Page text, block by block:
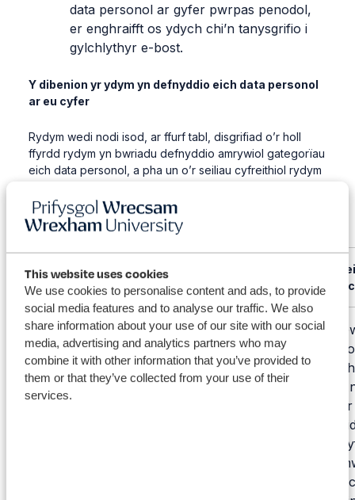
This website uses cookies
We use cookies to personalise content and ads, to provide
social media features and to analyse our traffic. We also
share information about your use of our site with our social
media, advertising and analytics partners who may
combine it with other information that you’ve provided to
them or that they’ve collected from your use of their
services.
data personol ar gyfer pwrpas penodol,
er enghraifft os ydych chi’n tanysgrifio i
gylchlythyr e-bost.
Y dibenion yr ydym yn defnyddio eich data personol
ar eu cyfer
Rydym wedi nodi isod, ar ffurf tabl, disgrifiad o’r holl
ffyrdd rydym yn bwriadu defnyddio amrywiol gategorïau
eich data personol, a pha un o’r seiliau cyfreithiol rydym
adnabod beth yw ein diddordebau cyfreithiol lle mae’n
briodol.
Diben/Defnydd Math o ddata
Sail
chyfnod